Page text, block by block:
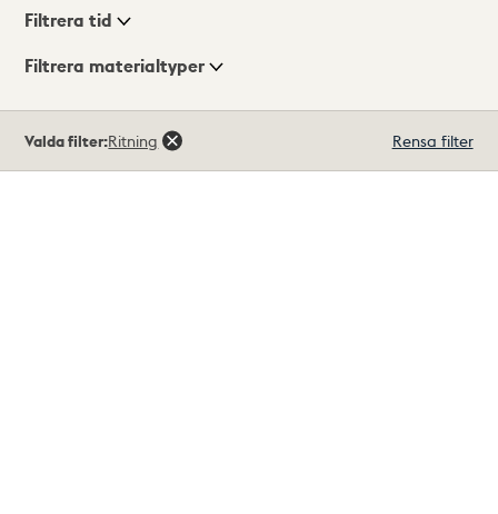
Visningsläge
Filtrera tid
Filtrera materialtyper
träffar
Valda filter:Ritning Rensa filter